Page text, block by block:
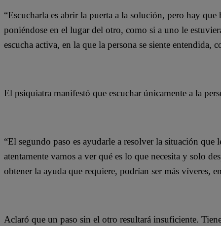
“Escucharla es abrir la puerta a la solución, pero hay
poniéndose en el lugar del otro, como si a uno le
escucha activa, en la que la persona se siente entendida,
El psiquiatra manifestó que escuchar únicamente a la
“El segundo paso es ayudarle a resolver la situación que
atentamente vamos a ver qué es lo que necesita y solo
obtener la ayuda que requiere, podrían ser más víveres,
Aclaró que un paso sin el otro resultará insuficiente.